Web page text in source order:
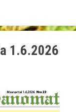
1.6.2026